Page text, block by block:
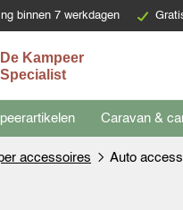
binnen 7 werkdagen
Caravan &
accessoires Auto